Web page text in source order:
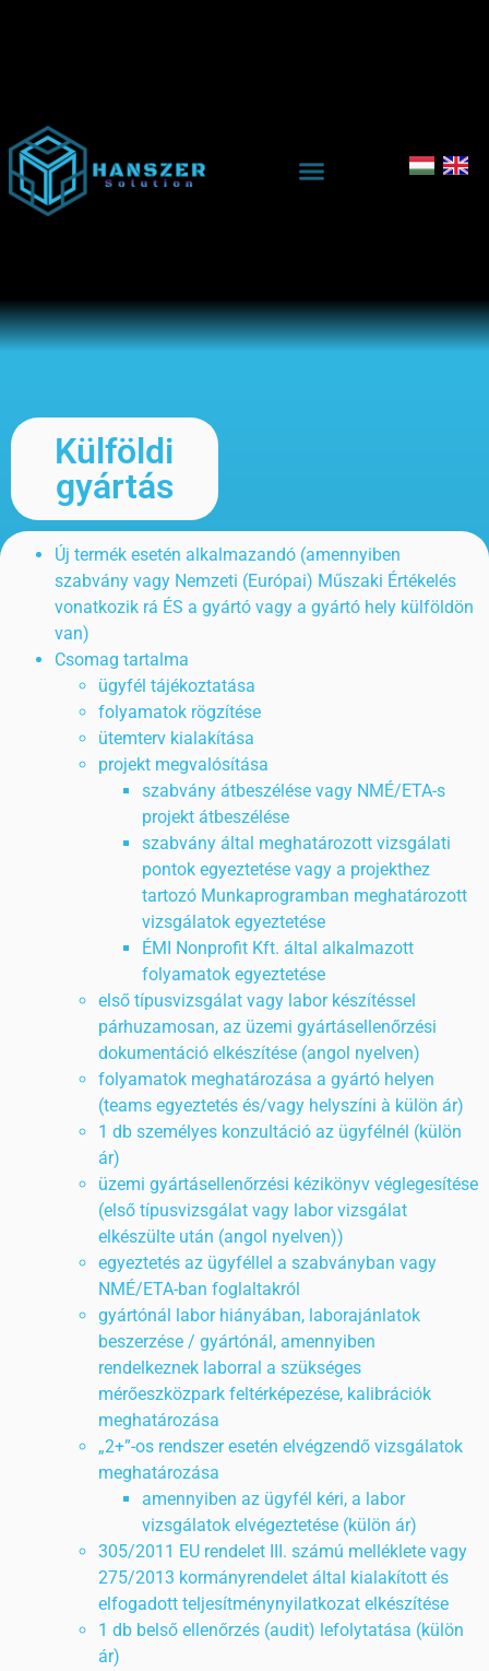
Külföldi
gyártás
Új termék esetén alkalmazandó (amennyiben
szabvány vagy Nemzeti (Európai) Műszaki Értékelés
vonatkozik rá ÉS a gyártó vagy a gyártó hely külföldön
van)
Csomag tartalma
ügyfél tájékoztatása
folyamatok rögzítése
ütemterv kialakítása
projekt megvalósítása
szabvány átbeszélése vagy NMÉ/ETA-s
projekt átbeszélése
szabvány által meghatározott vizsgálati
pontok egyeztetése vagy a projekthez
tartozó Munkaprogramban meghatározott
vizsgálatok egyeztetése
ÉMI Nonprofit Kft. által alkalmazott
folyamatok egyeztetése
első típusvizsgálat vagy labor készítéssel
párhuzamosan, az üzemi gyártásellenőrzési
dokumentáció elkészítése (angol nyelven)
folyamatok meghatározása a gyártó helyen
(teams egyeztetés és/vagy helyszíni à külön ár)
1 db személyes konzultáció az ügyfélnél (külön
ár)
üzemi gyártásellenőrzési kézikönyv véglegesítése
(első típusvizsgálat vagy labor vizsgálat
elkészülte után (angol nyelven))
egyeztetés az ügyféllel a szabványban vagy
NMÉ/ETA-ban foglaltakról
gyártónál labor hiányában, laborajánlatok
beszerzése / gyártónál, amennyiben
rendelkeznek laborral a szükséges
mérőeszközpark feltérképezése, kalibrációk
meghatározása
„2+”-os rendszer esetén elvégzendő vizsgálatok
meghatározása
amennyiben az ügyfél kéri, a labor
vizsgálatok elvégeztetése (külön ár)
305/2011 EU rendelet III. számú melléklete vagy
275/2013 kormányrendelet által kialakított és
elfogadott teljesítménynyilatkozat elkészítése
1 db belső ellenőrzés (audit) lefolytatása (külön
ár)